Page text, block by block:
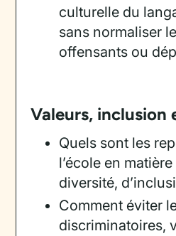
culturelle du
sans normaliser
offensants ou
Valeurs, inclusion
Quels sont les
l’école en
diversité,
Comment éviter
discriminatoires,